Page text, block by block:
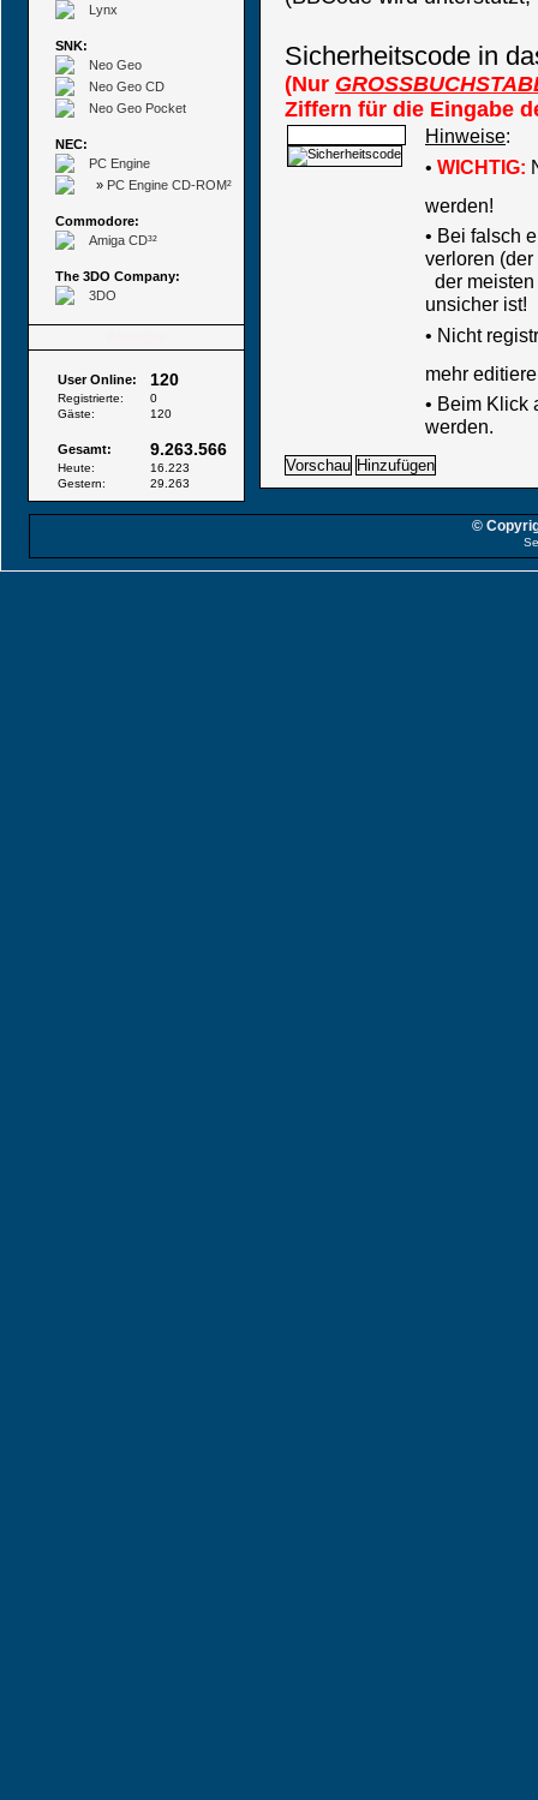
Lynx
SNK:
Neo Geo
Neo Geo CD
Neo Geo Pocket
NEC:
PC Engine
» PC Engine CD-ROM²
Commodore:
Amiga CD³²
The 3DO Company:
3DO
User Online: 120
Registrierte:
0
Gäste:
120
Gesamt: 9.263.566
Heute:
16.223
Gestern:
29.263
Sicherheitscode in
(Nur
Ziffern für die Eingabe
Hinweise:
• WICHTIG:
werden!
• Bei falsch
verloren
der
unsicher ist!
• Nicht
mehr
• Beim Klick
werden.
©